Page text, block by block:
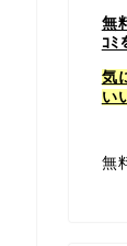
無
ｺﾐ
気
い
無